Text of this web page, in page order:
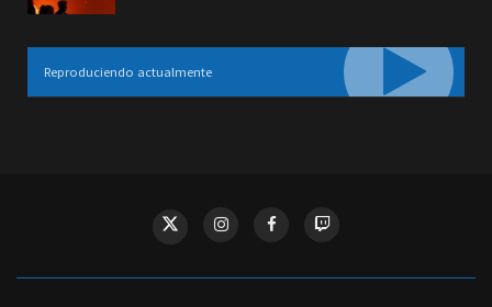
Reproduciendo actualmente